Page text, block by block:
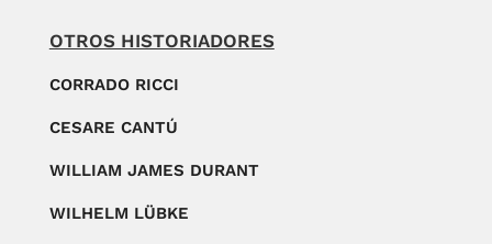
OTROS HISTORIADORES
CORRADO RICCI
CESARE CANTÚ
WILLIAM JAMES DURANT
WILHELM LÜBKE